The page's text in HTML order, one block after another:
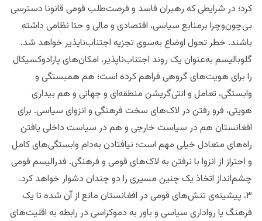
کرد؛ در شرایطی که رهبران فاسد و فرصت‌طلب قومی قانونا دسترسی
بی‌چون‌وچرا برمنابع سیاسی، اقتصادی و مالی و حتا نظامی داشته
باشند. خطر تحول اوضاع به‌سوی تجزیه اجتناب‌ناپذیر خواهد شد.
گلوبالیسم به‌عنوان یک روند اجتناب‌ناپذیر، امکان‌های پارادوکسیکال
را برای هویت‌های گروهی فراهم کرده است؛ هم همبستگی و
وابستگی، تعامل و انتی‌گریشن منطقه‌ای و جهانی و هم بیداری
هویتی، فرو رفتن در لاک‌های سخت فرهنگی و انزوای سیاسی. برای
افغانستان هم در سیاست خارجی و هم در سیاست داخلی یافتن
راه‌های متعادل خیلی مهم است؛ نیافتادن به‌دام وابستگی‌های کامل
و احتراز از انزوا با نرفتن به لاک‌های قومی و فرهنگی. فدرالیسم قومی
چشم‌انداز اتخاذ یک چنین مسیری را دو چندان دشوار خواهد کرد.
۳، پیشینه‌ی تنش‌های قومی در افغانستان مانع از آن شده تا یک
فرهنگ یا رواداری سیاسی و باور به دموکراسی در رابطه به اقلیت‌های